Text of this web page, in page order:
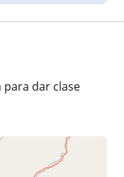
para dar clase